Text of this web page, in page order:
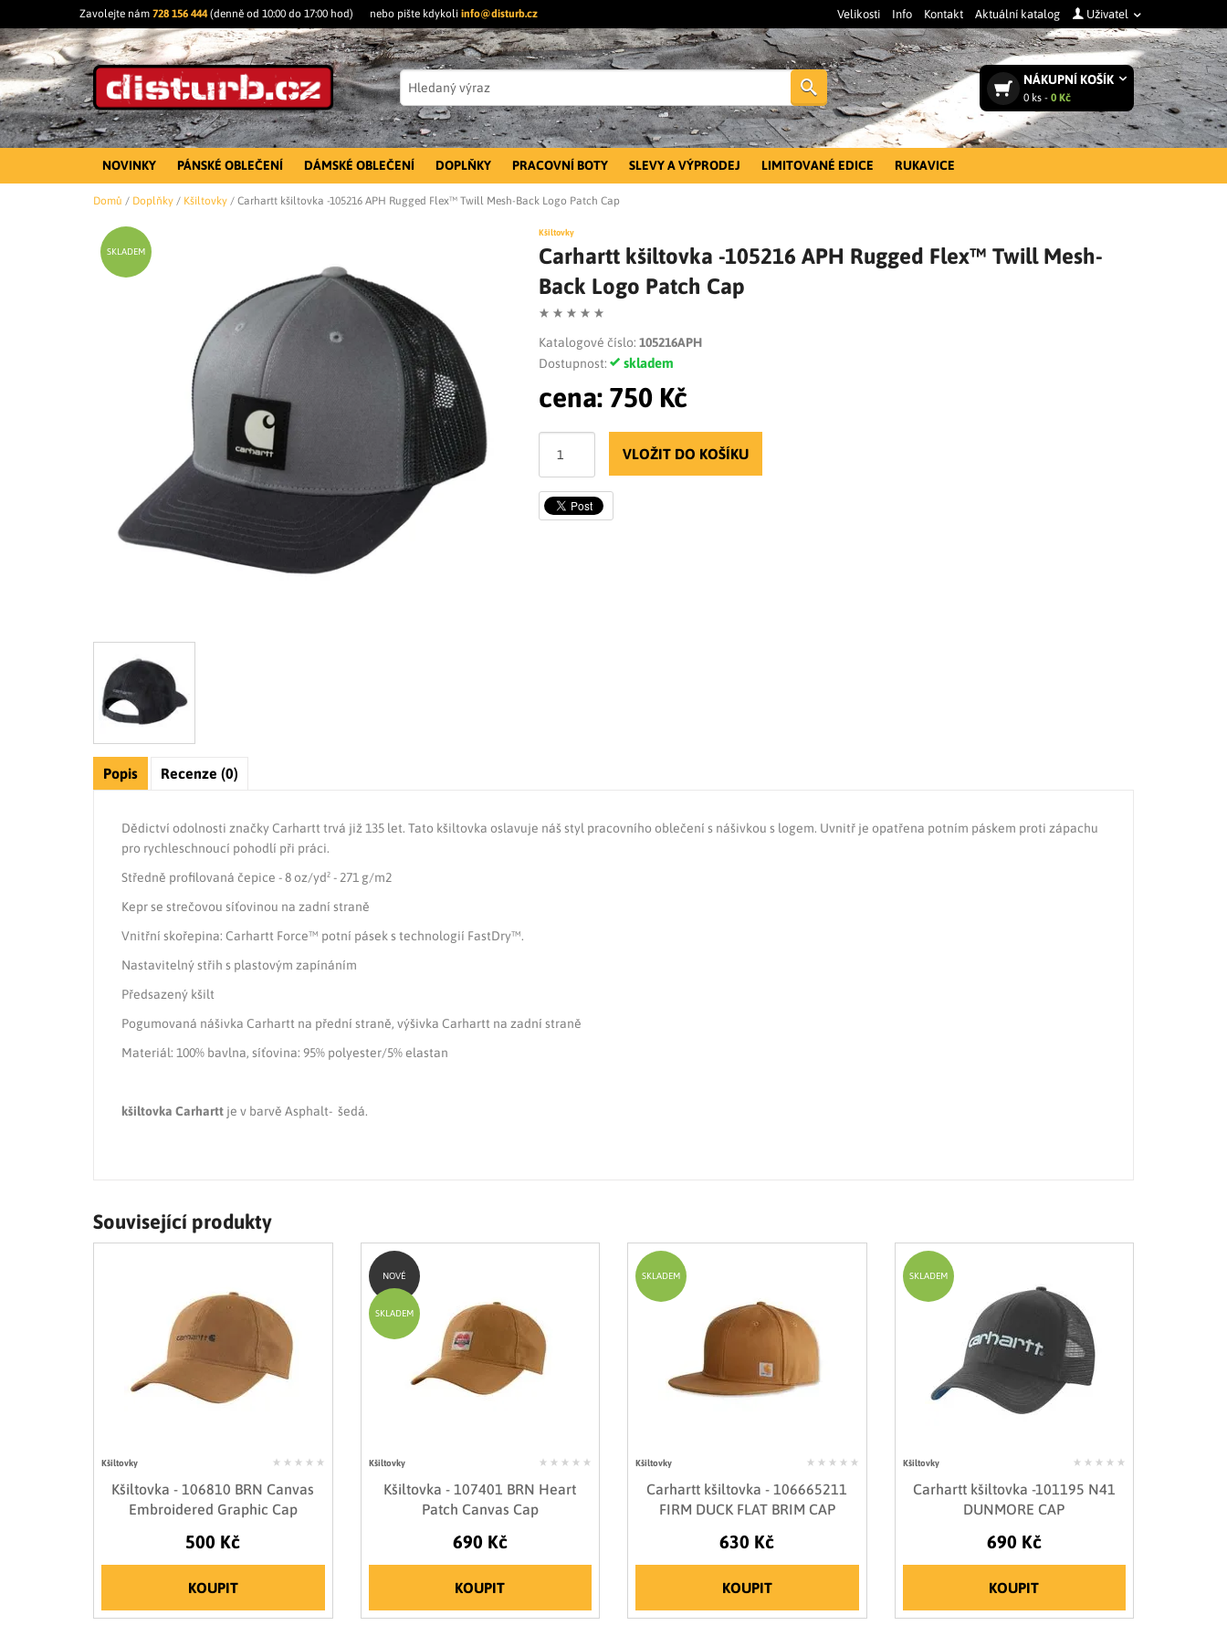
Zavolejte nám 728 156 444 (denně od 10:00 do 17:00 hod) nebo pište kdykoli info@disturb.cz Velikosti Info Kontakt Aktuální katalog Uživatel
NÁKUPNÍ KOŠÍK
0 ks - 0 Kč
Vyhledat
NOVINKY PÁNSKÉ OBLEČENÍ DÁMSKÉ OBLEČENÍ DOPLŇKY PRACOVNÍ BOTY SLEVY A VÝPRODEJ LIMITOVANÉ EDICE RUKAVICE
Domů / Doplňky / Kšiltovky / Carhartt kšiltovka -105216 APH Rugged Flex™ Twill Mesh-Back Logo Patch Cap
Kšiltovky
Carhartt kšiltovka -105216 APH Rugged Flex™ Twill Mesh-
Back Logo Patch Cap
SKLADEM
Katalogové číslo: 105216APH
Dostupnost:
skladem
cena: 750 Kč
VLOŽIT DO KOŠÍKU
Popis Recenze (0)
Dědictví odolnosti značky Carhartt trvá již 135 let. Tato kšiltovka oslavuje náš styl pracovního oblečení s nášivkou s logem. Uvnitř je opatřena potním páskem proti zápachu
pro rychleschnoucí pohodlí při práci.
Středně profilovaná čepice - 8 oz/yd² - 271 g/m2
Kepr se strečovou síťovinou na zadní straně
Vnitřní skořepina: Carhartt Force™ potní pásek s technologií FastDry™.
Nastavitelný střih s plastovým zapínáním
Předsazený kšilt
Pogumovaná nášivka Carhartt na přední straně, výšivka Carhartt na zadní straně
Materiál: 100% bavlna, síťovina: 95% polyester/5% elastan
kšiltovka Carhartt je v barvě Asphalt- šedá.
Související produkty
Kšiltovky
Kšiltovka - 106810 BRN Canvas
Embroidered Graphic Cap
500 Kč
KOUPIT
Kšiltovky
Kšiltovka - 107401 BRN Heart
Patch Canvas Cap
690 Kč
KOUPIT
NOVÉ
SKLADEM
Kšiltovky
Carhartt kšiltovka - 106665211
FIRM DUCK FLAT BRIM CAP
630 Kč
KOUPIT
SKLADEM
Kšiltovky
Carhartt kšiltovka -101195 N41
DUNMORE CAP
690 Kč
KOUPIT
SKLADEM